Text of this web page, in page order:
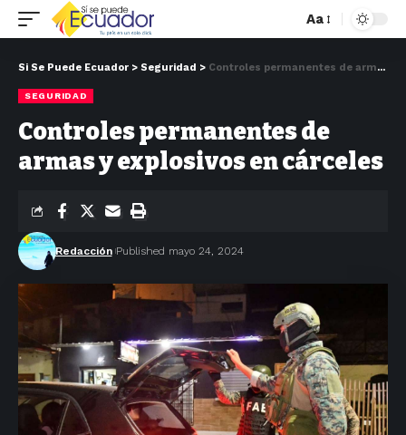
Aa
Si Se Puede Ecuador > Seguridad > Controles permanentes de armas y explosivos en cárceles
SEGURIDAD
Controles permanentes de
armas y explosivos en cárceles
Redacción Published mayo 24, 2024